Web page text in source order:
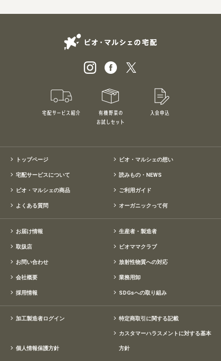
宅配サービス紹介 有機野菜のお試しセット
トップページ ビオ・マルシェの想い
宅配サービスについて 読みもの・NEWS
ビオ・マルシェの商品 ご利用ガイド
よくある質問 オーガニックって何
お届け情報 生産者・製造者
取扱店 ビオママクラブ
お問い合わせ 放射性物質への対応
会社概要 業務用卸
採用情報 SDGsへの取り組み
加工製造者ログイン 特定商取引に関する記載
個人情報保護方針
カスタマーハラスメントに対する基本
方針